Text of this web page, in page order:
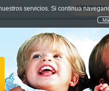
servicios. Si continuaSÍGUENOS